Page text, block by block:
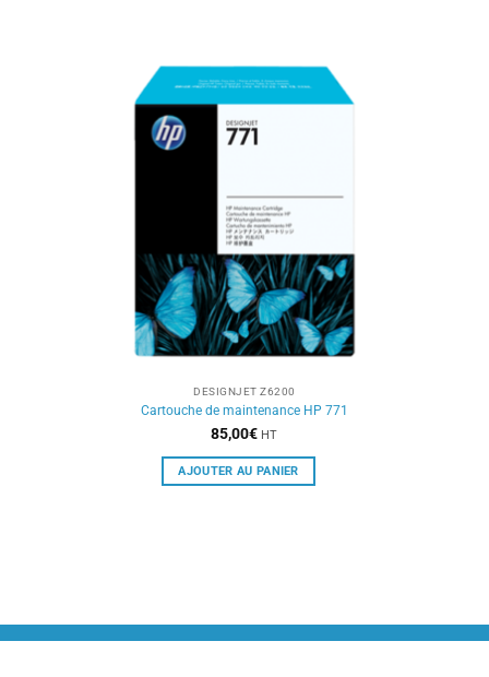
DESIGNJET Z6200
Cartouche de maintenance HP 771
85,00€ HT
AJOUTER AU PANIER